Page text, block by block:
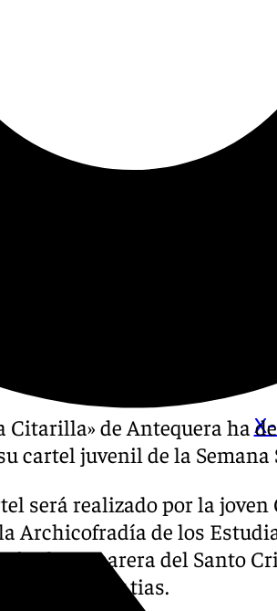
Citarilla» de Antequera ha
cartel juvenil de la Semana
será realizado por la
Archicofradía de los
fue la camarera del Santo
su madre y tias.